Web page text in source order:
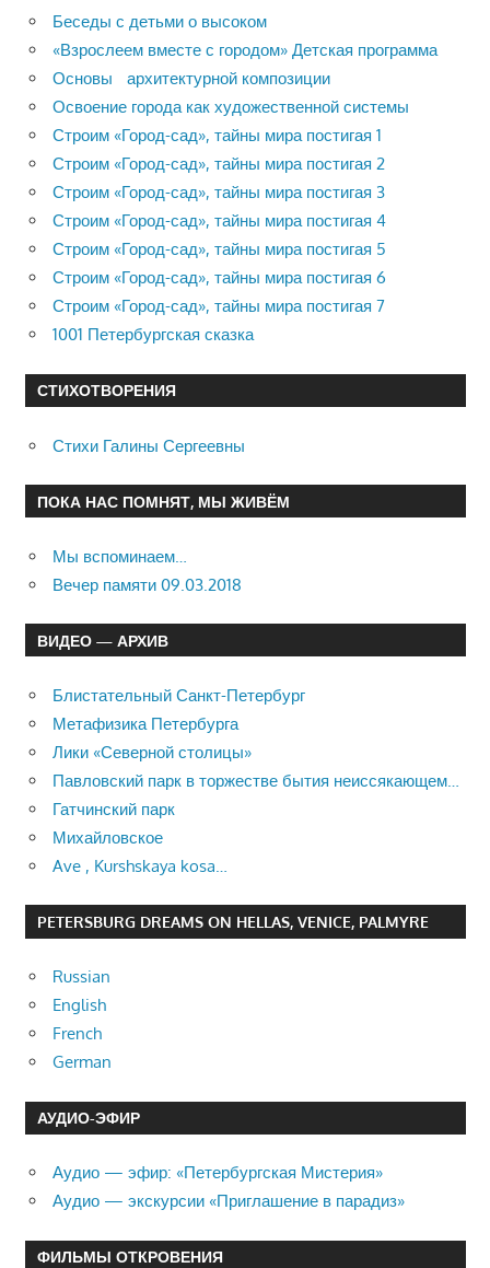
Беседы с детьми о высоком
«Взрослеем вместе с городом» Детская программа
Основы архитектурной композиции
Освоение города как художественной системы
Строим «Город-сад», тайны мира постигая 1
Строим «Город-сад», тайны мира постигая 2
Строим «Город-сад», тайны мира постигая 3
Строим «Город-сад», тайны мира постигая 4
Строим «Город-сад», тайны мира постигая 5
Строим «Город-сад», тайны мира постигая 6
Строим «Город-сад», тайны мира постигая 7
1001 Петербургская сказка
СТИХОТВОРЕНИЯ
Стихи Галины Сергеевны
ПОКА НАС ПОМНЯТ, МЫ ЖИВЁМ
Мы вспоминаем…
Вечер памяти 09.03.2018
ВИДЕО — АРХИВ
Блистательный Санкт-Петербург
Метафизика Петербурга
Лики «Северной столицы»
Павловский парк в торжестве бытия неиссякающем…
Гатчинский парк
Михайловское
Ave , Kurshskaya kosa…
PETERSBURG DREAMS ON HELLAS, VENICE, PALMYRE
Russian
English
French
German
АУДИО-ЭФИР
Аудио — эфир: «Петербургская Мистерия»
Аудио — экскурсии «Приглашение в парадиз»
ФИЛЬМЫ ОТКРОВЕНИЯ